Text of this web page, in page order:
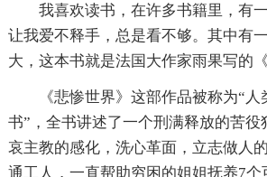
我喜欢读书，在许多书籍里，有
让我爱不释手，总是看不够。其中有
大，这本书就是法国大作家雨果写的
《悲惨世界》这部作品被称为“
书”，全书讲述了一个刑满释放的苦役
哀主教的感化，洗心革面，立志做人
通工人，一直帮助穷困的姐姐抚养7